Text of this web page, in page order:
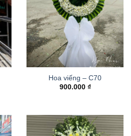
Hoa viếng – C70
900.000 ₫